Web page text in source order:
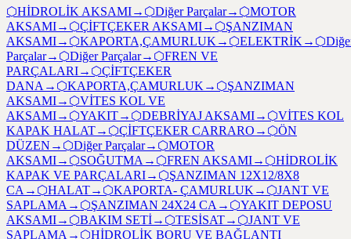
⬡HİDROLİK AKSAMI→ ⬡Diğer Parçalar→ ⬡MOTOR
AKSAMI→ ⬡ÇİFTÇEKER AKSAMI→ ⬡ŞANZIMAN
AKSAMI→ ⬡KAPORTA,ÇAMURLUK→ ⬡ELEKTRİK→ ⬡
Parçalar→ ⬡Diğer Parçalar→ ⬡FREN VE
PARÇALARI→ ⬡ÇİFTÇEKER
DANA→ ⬡KAPORTA,ÇAMURLUK→ ⬡ŞANZIMAN
AKSAMI→ ⬡VİTES KOL VE
AKSAMI→ ⬡YAKIT→ ⬡DEBRİYAJ AKSAMI→ ⬡VİTES KOL
KAPAK HALAT→ ⬡ÇİFTÇEKER CARRARO → ⬡ÖN
DÜZEN → ⬡Diğer Parçalar→ ⬡MOTOR
AKSAMI→ ⬡SOĞUTMA→ ⬡FREN AKSAMI→ ⬡HİDROLİK
KAPAK VE PARÇALARI→ ⬡ŞANZIMAN 12X12/8X8
CA→ ⬡HALAT→ ⬡KAPORTA- ÇAMURLUK→ ⬡JANT VE
SAPLAMA→ ⬡ŞANZIMAN 24X24 CA→ ⬡YAKIT DEPOSU
AKSAMI→ ⬡BAKIM SETİ→ ⬡TESİSAT→ ⬡JANT VE
SAPLAMA→ ⬡HİDROLİK BORU VE BAĞLANTI